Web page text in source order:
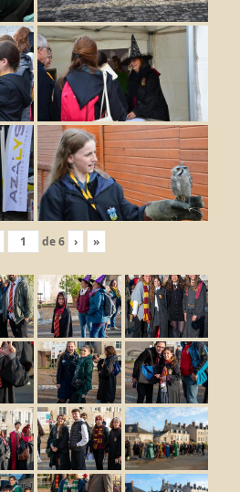
de6 › »